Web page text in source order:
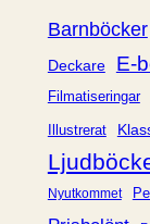
r
i
Barnböcker
Deckare E-
Filmatiseringar
Illustrerat
Nyutkommet